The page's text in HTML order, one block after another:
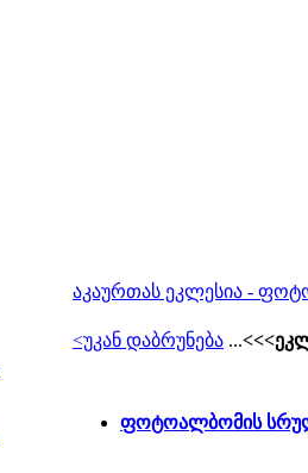
აკაურთას ეკლესია -
<უკან დაბრუნება ...
ფოტოალბომის